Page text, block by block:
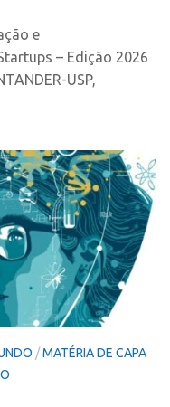
e
– Edição 2026
USP,
/MATÉRIA DE CAPA